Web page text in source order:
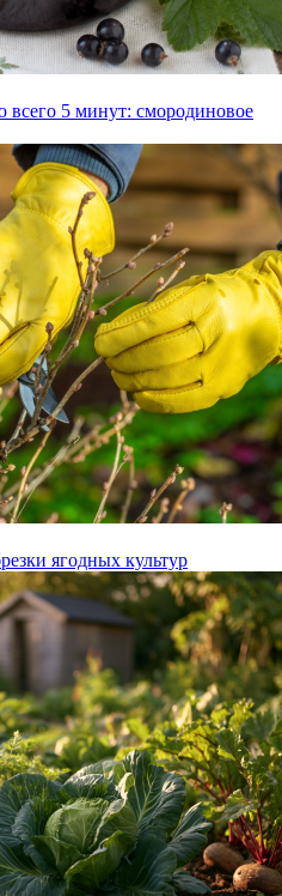
5 минут: смородиновое
ягодных культур